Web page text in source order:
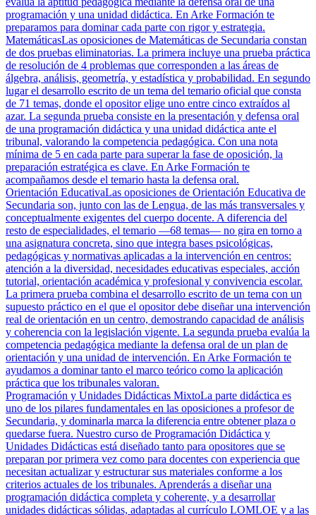
programación y una unidad didáctica. En Arke Formación te
preparamos para dominar cada parte con rigor y estrategia.
MatemáticasLas oposiciones de Matemáticas de Secundaria constan
de dos pruebas eliminatorias. La primera incluye una prueba práctica
de resolución de 4 problemas que corresponden a las áreas de
álgebra, análisis, geometría, y estadística y probabilidad. En segundo
lugar el desarrollo escrito de un tema del temario oficial que consta
de 71 temas, donde el opositor elige uno entre cinco extraídos al
azar. La segunda prueba consiste en la presentación y defensa oral
de una programación didáctica y una unidad didáctica ante el
tribunal, valorando la competencia pedagógica. Con una nota
mínima de 5 en cada parte para superar la fase de oposición, la
preparación estratégica es clave. En Arke Formación te
acompañamos desde el temario hasta la defensa oral.
Orientación EducativaLas oposiciones de Orientación Educativa de
Secundaria son, junto con las de Lengua, de las más transversales y
conceptualmente exigentes del cuerpo docente. A diferencia del
resto de especialidades, el temario —68 temas— no gira en torno a
una asignatura concreta, sino que integra bases psicológicas,
pedagógicas y normativas aplicadas a la intervención en centros:
atención a la diversidad, necesidades educativas especiales, acción
tutorial, orientación académica y profesional y convivencia escolar.
La primera prueba combina el desarrollo escrito de un tema con un
supuesto práctico en el que el opositor debe diseñar una intervención
real de orientación en un centro, demostrando capacidad de análisis
y coherencia con la legislación vigente. La segunda prueba evalúa la
competencia pedagógica mediante la defensa oral de un plan de
orientación y una unidad de intervención. En Arke Formación te
ayudamos a dominar tanto el marco teórico como la aplicación
práctica que los tribunales valoran.
Programación y Unidades Didácticas MixtoLa parte didáctica es
uno de los pilares fundamentales en las oposiciones a profesor de
Secundaria, y dominarla marca la diferencia entre obtener plaza o
quedarse fuera. Nuestro curso de Programación Didáctica y
Unidades Didácticas está diseñado tanto para opositores que se
preparan por primera vez como para docentes con experiencia que
necesitan actualizar y estructurar sus materiales conforme a los
criterios actuales de los tribunales. Aprenderás a diseñar una
programación didáctica completa y coherente, y a desarrollar
unidades didácticas sólidas, adaptadas al currículo LOMLOE y a las